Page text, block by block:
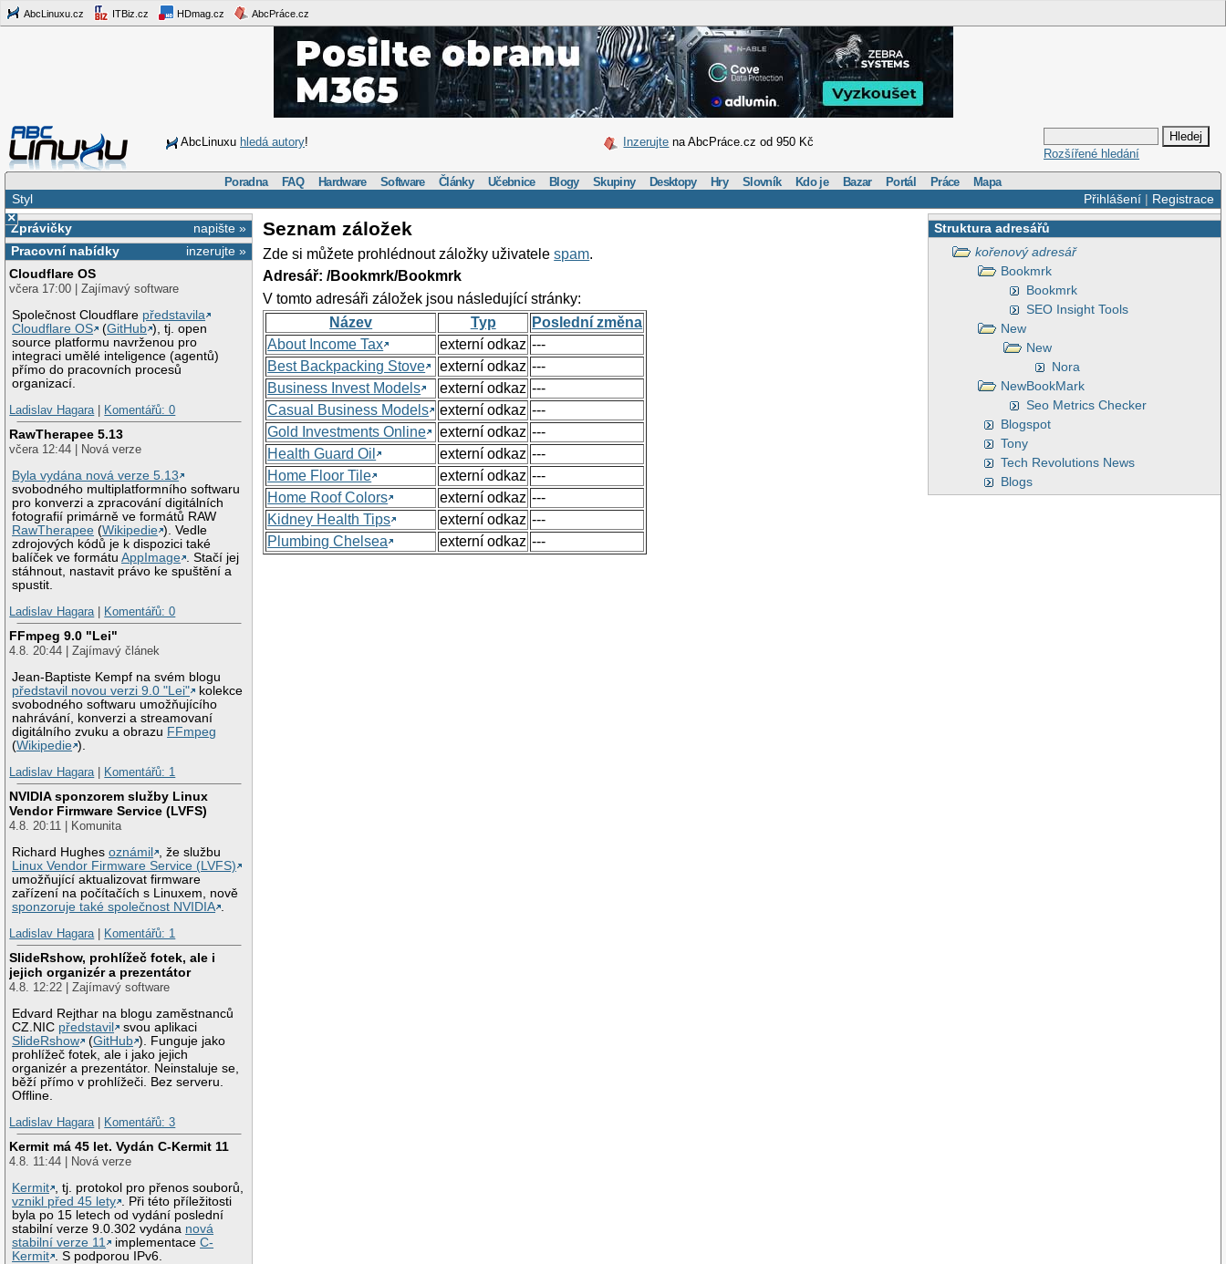
AbcLinuxu.cz ITBiz.cz HDmag.cz AbcPráce.cz
AbcLinuxu hledá autory! Inzerujte na AbcPráce.cz od 950 Kč
Rozšířené hledání
Poradna FAQ Hardware Software Články Učebnice Blogy Skupiny Desktopy Hry Slovník Kdo je Bazar Portál Práce Mapa
Přihlášení| Registrace
Styl
×
napište »
Zprávičky
inzerujte »
Pracovní nabídky
Cloudflare OS
včera 17:00 | Zajímavý software
Společnost Cloudflare představila
Cloudflare OS
(GitHub ), tj. open
source platformu navrženou pro
integraci umělé inteligence (agentů)
přímo do pracovních procesů
organizací.
Ladislav Hagara| Komentářů: 0
RawTherapee 5.13
včera 12:44 | Nová verze
Byla vydána nová verze 5.13
svobodného multiplatformního softwaru
pro konverzi a zpracování digitálních
fotografií primárně ve formátů RAW
RawTherapee (Wikipedie ). Vedle
zdrojových kódů je k dispozici také
balíček ve formátuAppImage
. Stačí jej
stáhnout, nastavit právo ke spuštění a
spustit.
Ladislav Hagara| Komentářů: 0
FFmpeg 9.0 "Lei"
4.8. 20:44 | Zajímavý článek
Jean-Baptiste Kempf na svém blogu
představil novou verzi 9.0 "Lei"
kolekce
svobodného softwaru umožňujícího
nahrávání, konverzi a streamovaní
digitálního zvuku a obrazu FFmpeg
(Wikipedie ).
Ladislav Hagara| Komentářů: 1
NVIDIA sponzorem služby Linux
Vendor Firmware Service (LVFS)
4.8. 20:11 | Komunita
Richard Hughesoznámil
, že službu
Linux Vendor Firmware Service (LVFS)
umožňující aktualizovat firmware
zařízení na počítačích s Linuxem, nově
sponzoruje také společnost NVIDIA
Ladislav Hagara| Komentářů: 1
SlideRshow, prohlížeč fotek, ale i
jejich organizér a prezentátor
4.8. 12:22 | Zajímavý software
Edvard Rejthar na blogu zaměstnanců
CZ.NIC představil
svou aplikaci
SlideRshow
(GitHub ). Funguje jako
prohlížeč fotek, ale i jako jejich
organizér a prezentátor. Neinstaluje se,
běží přímo v prohlížeči. Bez serveru.
Offline.
Ladislav Hagara| Komentářů: 3
Kermit má 45 let. Vydán C-Kermit 11
4.8. 11:44 | Nová verze
Kermit
, tj. protokol pro přenos souborů,
vznikl před 45 lety
. Při této příležitosti
byla po 15 letech od vydání poslední
stabilní verze 9.0.302 vydána nová
stabilní verze 11
implementaceC-
Kermit
. S podporou IPv6.
Struktura adresářů
kořenový adresář
Bookmrk
Bookmrk
SEO Insight Tools
New
New
Nora
NewBookMark
Seo Metrics Checker
Blogspot
Tony
Tech Revolutions News
Blogs
Seznam záložek
Zde si můžete prohlédnout záložky uživatelespam.
Adresář: /Bookmrk/Bookmrk
V tomto adresáři záložek jsou následující stránky:
Název
Typ
Poslední změna
About Income Tax
externí odkaz ---
Best Backpacking Stove
externí odkaz ---
Business Invest Models
externí odkaz ---
Casual Business Models
externí odkaz ---
Gold Investments Online
externí odkaz ---
Health Guard Oil
externí odkaz ---
Home Floor Tile
externí odkaz ---
Home Roof Colors
externí odkaz ---
Kidney Health Tips
externí odkaz ---
Plumbing Chelsea
externí odkaz ---